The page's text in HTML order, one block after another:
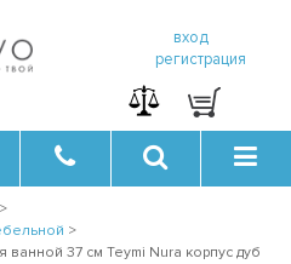
вход
регистрация
>
>
37 см Teymi Nura корпус дуб